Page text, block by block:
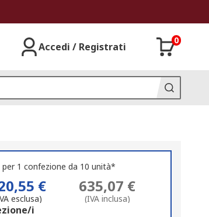
Accedi / Registrati
0
per 1 confezione da 10 unità*
€
esclusa)
635,07 €
(IVA inclusa)
i